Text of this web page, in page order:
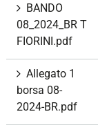
BANDO
08_2024_BR T
FIORINI.pdf
Allegato 1
borsa 08-
2024-BR.pdf